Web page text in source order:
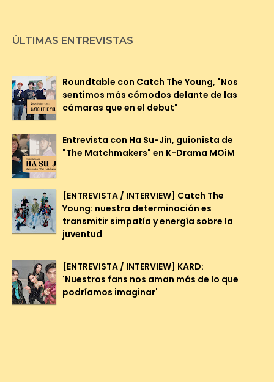
ÚLTIMAS ENTREVISTAS
Roundtable con Catch The Young, "Nos
sentimos más cómodos delante de las
cámaras que en el debut"
Entrevista con Ha Su-Jin, guionista de
"The Matchmakers" en K-Drama MOiM
[ENTREVISTA / INTERVIEW] Catch The
Young: nuestra determinación es
transmitir simpatía y energía sobre la
juventud
[ENTREVISTA / INTERVIEW] KARD:
'Nuestros fans nos aman más de lo que
podríamos imaginar'